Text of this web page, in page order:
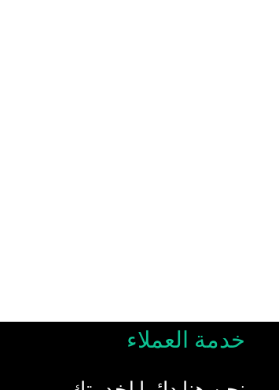
خدمة العملاء